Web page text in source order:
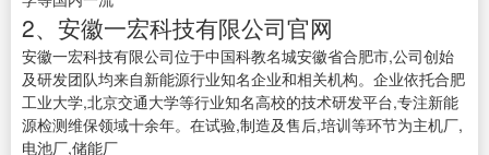
2、安徽一宏科技有限公司官网
安徽一宏科技有限公司位于中国科教名城安徽省合肥市,公司创始
及研发团队均来自新能源行业知名企业和相关机构。企业依托合肥
工业大学,北京交通大学等行业知名高校的技术研发平台,专注新能
源检测维保领域十余年。在试验,制造及售后,培训等环节为主机厂,
电池厂,储能厂